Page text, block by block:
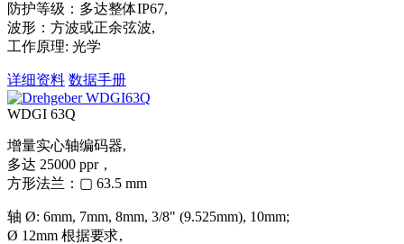
防护等级：多达整体IP67,
波形：方波或正余弦波,
工作原理: 光学
详细资料 数据手册
WDGI 63Q
增量实心轴编码器,
多达 25000 ppr，
方形法兰：▢ 63.5 mm
轴 Ø: 6mm, 7mm, 8mm, 3/8" (9.525mm), 10mm;
Ø 12mm 根据要求,